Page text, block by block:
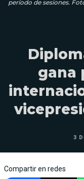
período de sesiones.
gana
3
Compartir en redes